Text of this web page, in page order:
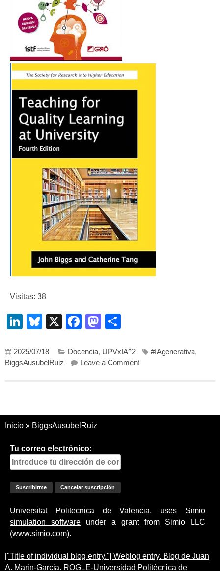
Visitas: 38
LinkedIn
Bluesky
X Facebook
Mastodon
2025/07/18 Docencia, UPVxIA^2 #IAgenerativa,
BiggsAusubelRuiz
Leave a Commenton ¿La IA generativa
Inicio » BiggsAusubelRuiz
Tu correo electrónico:
Universitat Politecnica de Valencia, uses Simio
simulation software under a grant from Simio LLC
(www.simio.com).
["Title of individual blog entry."] Weblog entry. Blog de Juan
A. Marin-Garcia. ROGLE-Universidad Politécnica de